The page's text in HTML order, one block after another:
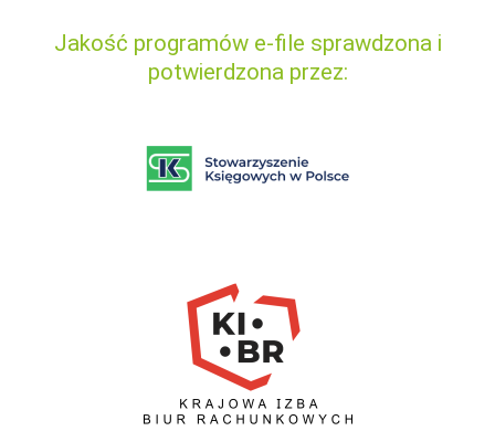
Jakość programów e-file sprawdzona i
potwierdzona przez: